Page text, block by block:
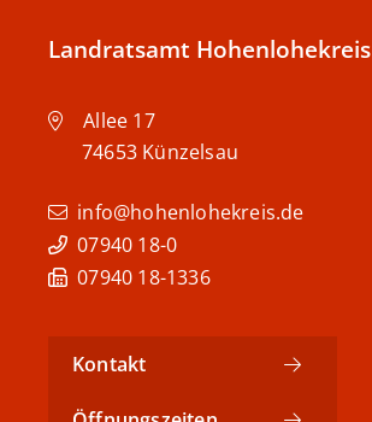
Landratsamt Hohenlohekreis
Allee 17
74653 Künzelsau
info@hohenlohekreis.de
07940 18-0
07940 18-1336
Kontakt